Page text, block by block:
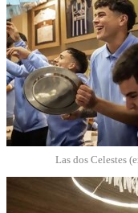
Las dos Celestes